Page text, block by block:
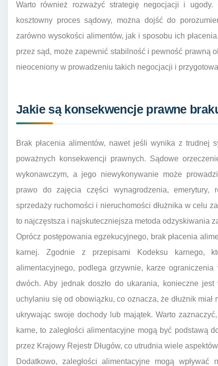
Warto również rozważyć strategię negocjacji i ugody.
kosztowny proces sądowy, można dojść do
zarówno wysokości alimentów, jak i sposobu ich
przez sąd, może zapewnić stabilność i pewność prawną
nieoceniony w prowadzeniu takich negocjacji i
Jakie są konsekwencje prawne
Brak płacenia alimentów, nawet jeśli wynika z trudnej
poważnych konsekwencji prawnych. Sądowe
wykonawczym, a jego niewykonywanie może
prawo do zajęcia części wynagrodzenia, emerytury,
sprzedaży ruchomości i nieruchomości dłużnika w celu
to najczęstsza i najskuteczniejsza metoda odzyskiwania
Oprócz postępowania egzekucyjnego, brak płacenia
karnej. Zgodnie z przepisami Kodeksu karnego,
alimentacyjnego, podlega grzywnie, karze
dwóch. Aby jednak doszło do ukarania, konieczne
uchylaniu się od obowiązku, co oznacza, że dłużnik miał
ukrywając swoje dochody lub majątek. Warto
karne, to zaległości alimentacyjne mogą być podstawą
przez Krajowy Rejestr Długów, co utrudnia wiele
Dodatkowo, zaległości alimentacyjne mogą